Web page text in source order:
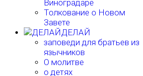
Виноградаре
Толкование о Новом
Завете
ДЕЛАЙ
заповеди для братьев из
язычников
О молитве
о детях